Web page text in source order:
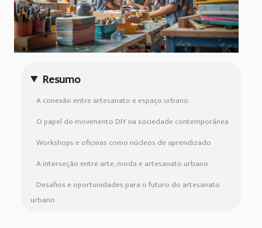
Resumo
A conexão entre artesanato e espaço urbano
O papel do movimento DIY na sociedade contemporânea
Workshops e oficinas como núcleos de aprendizado
A interseção entre arte, moda e artesanato urbano
Desafios e oportunidades para o futuro do artesanato
urbano